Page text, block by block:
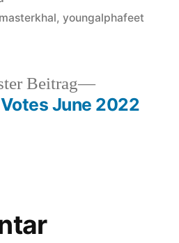
masterkhal,youngalphafeet
Beitrag
Nächster
Beitrag:
June 2022